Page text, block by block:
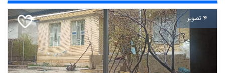
4 تصویر